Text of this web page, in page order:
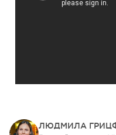
ЛЮДМИЛА